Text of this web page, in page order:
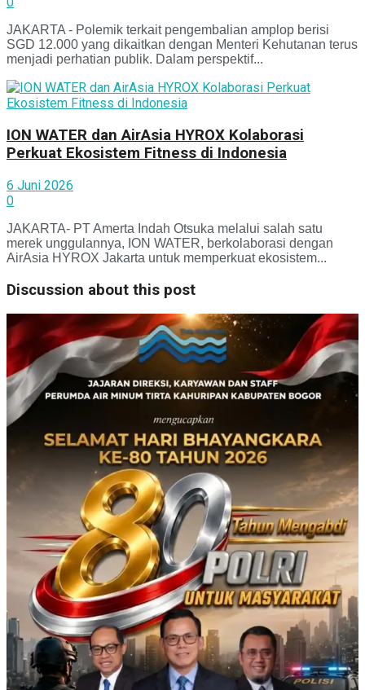
JAKARTA - Polemik terkait pengembalian amplop berisi
SGD 12.000 yang dikaitkan dengan Menteri Kehutanan terus
menjadi perhatian publik. Dalam perspektif...
ION WATER dan AirAsia HYROX Kolaborasi
Perkuat Ekosistem Fitness di Indonesia
6 Juni 2026
0
JAKARTA- PT Amerta Indah Otsuka melalui salah satu
merek unggulannya, ION WATER, berkolaborasi dengan
AirAsia HYROX Jakarta untuk memperkuat ekosistem...
Discussion about this post